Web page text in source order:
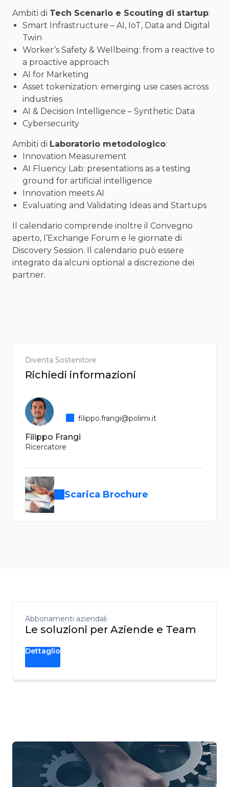
Ambiti di Tech Scenario e Scouting di startup:
Smart Infrastructure – AI, IoT, Data and Digital
Twin
Worker’s Safety & Wellbeing: from a reactive to
a proactive approach
AI for Marketing
Asset tokenization: emerging use cases across
industries
AI & Decision Intelligence – Synthetic Data
Cybersecurity
Ambiti di Laboratorio metodologico:
Innovation Measurement
AI Fluency Lab: presentations as a testing
ground for artificial intelligence
Innovation meets AI
Evaluating and Validating Ideas and Startups
Il calendario comprende inoltre il Convegno
aperto, l’Exchange Forum e le giornate di
Discovery Session. Il calendario può essere
integrato da alcuni optional a discrezione dei
partner.
Diventa Sostenitore
Richiedi informazioni
Filippo Frangi
Ricercatore
filippo.frangi@polimi.it
Scarica Brochure
Abbonamenti aziendali
Le soluzioni per Aziende e Team
Dettaglio